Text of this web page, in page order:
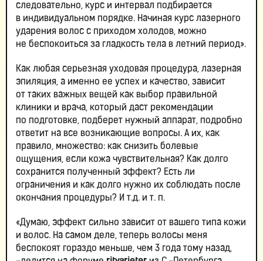
следовательно, курс и интервал подбирается
в индивидуальном порядке. Начиная курс лазерного
ударения волос с приходом холодов, можно
не беспокоиться за гладкость тела в летний период».
Как любая серьезная уходовая процедура, лазерная
эпиляция, а именно ее успех и качество, зависит
от таких важных вещей как выбор правильной
клиники и врача, который даст рекомендации
по подготовке, подберет нужный аппарат, подробно
ответит на все возникающие вопросы. А их, как
правило, множество: как снизить болевые
ощущения, если кожа чувствительная? Как долго
сохранится полученный эффект? Есть ли
ограничения и как долго нужно их соблюдать после
окончания процедуры? И т.д. и т. п.
«Думаю, эффект сильно зависит от вашего типа кожи
и волос. На самом деле, теперь волосы меня
беспокоят гораздо меньше, чем 3 года тому назад,